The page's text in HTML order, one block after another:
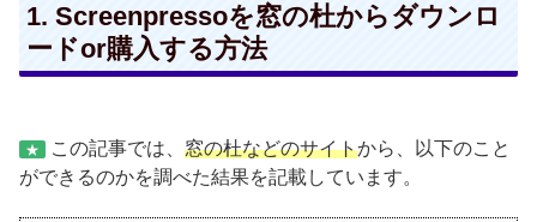
1. Screenpressoを窓の杜からダウンロ
ードor購入する方法
★ この記事では、 窓の杜などのサイトから、以下のこと
ができるのかを調べた結果を記載しています。